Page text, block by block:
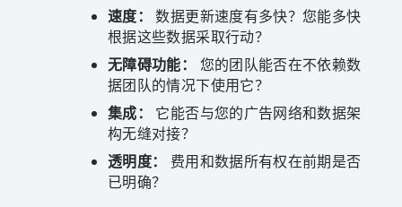
速度：
数据更新速度有多快？您能多快
根据这些数据采取行动？
无障碍功能： 您的团队能否在不依赖数
据团队的情况下使用它？
集成：
它能否与您的广告网络和数据架
构无缝对接？
透明度： 费用和数据所有权在前期是否
已明确？